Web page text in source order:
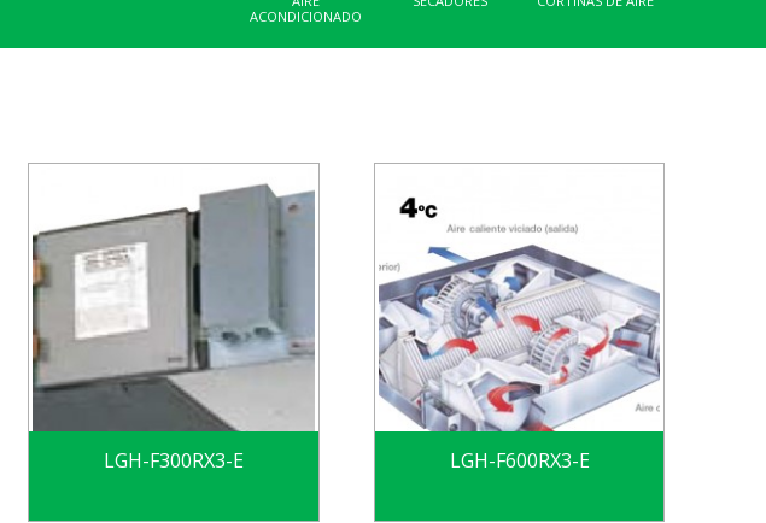
ACONDICIONADO
LGH-F300RX3-E LGH-F600RX3-E